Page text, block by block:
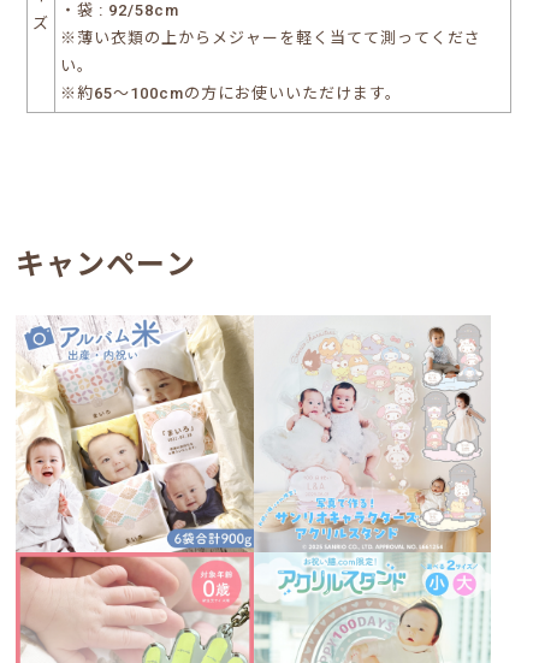
ズ
・袋 : 92/58cm
※薄い衣類の上からメジャーを軽く当てて測ってくださ
い。
※約65～100cmの方にお使いいただけます。
キャンペーン